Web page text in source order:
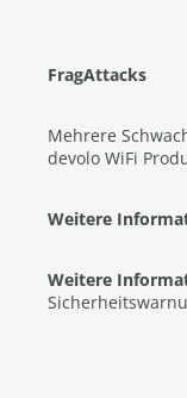
FragAttacks
Mehrere
devolo WiFi
Weitere
Weitere